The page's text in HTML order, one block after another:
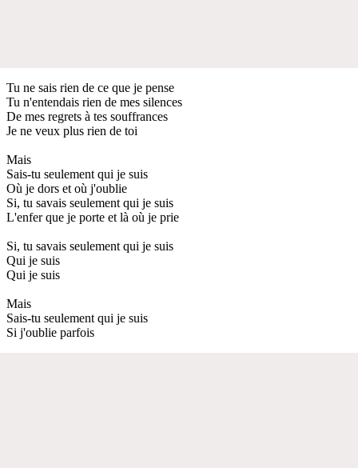
Tu ne sais rien de ce que je pense
Tu n'entendais rien de mes silences
De mes regrets à tes souffrances
Je ne veux plus rien de toi
Mais
Sais-tu seulement qui je suis
Où je dors et où j'oublie
Si, tu savais seulement qui je suis
L'enfer que je porte et là où je prie
Si, tu savais seulement qui je suis
Qui je suis
Qui je suis
Mais
Sais-tu seulement qui je suis
Si j'oublie parfois